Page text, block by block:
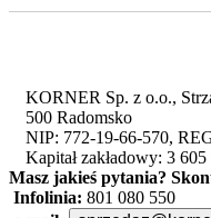
KORNER Sp. z o.o.,
500 Radomsko
NIP: 772-19-66-570,
Kapitał zakładowy: 3 605
Masz jakieś pytania?
Infolinia: 801 080 550